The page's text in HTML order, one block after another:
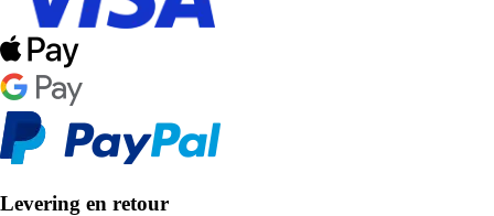
Levering en retour